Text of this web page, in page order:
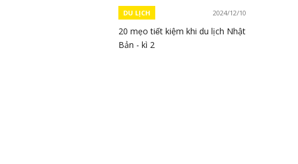
DU LỊCH 2024/12/10
20 mẹo tiết kiệm khi du lịch Nhật
Bản - kì 2